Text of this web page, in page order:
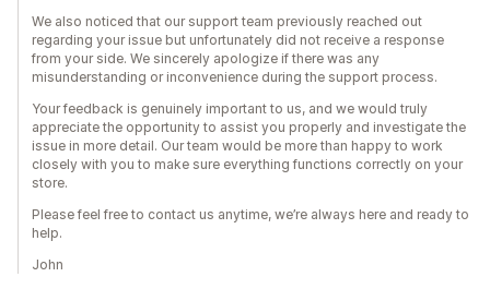
We also noticed that our support team previously reached out
regarding your issue but unfortunately did not receive a response
from your side. We sincerely apologize if there was any
misunderstanding or inconvenience during the support process.
Your feedback is genuinely important to us, and we would truly
appreciate the opportunity to assist you properly and investigate the
issue in more detail. Our team would be more than happy to work
closely with you to make sure everything functions correctly on your
store.
Please feel free to contact us anytime, we’re always here and ready to
help.
John